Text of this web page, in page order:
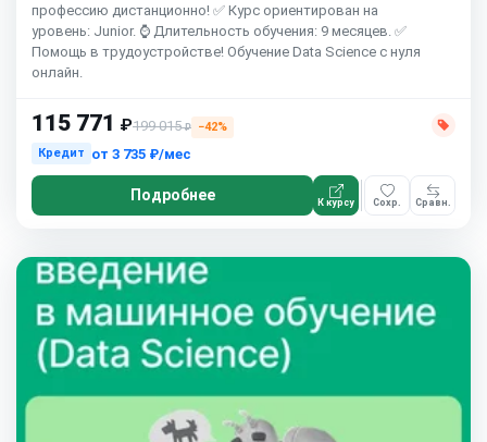
профессию дистанционно! ✅ Курс ориентирован на
уровень: Junior. ⌚ Длительность обучения: 9 месяцев. ✅
Помощь в трудоустройстве! Обучение Data Science с нуля
онлайн.
115 771 ₽199 015₽
−42%
Кредит
от 3 735 ₽/мес
Подробнее К курсу Сохр. Сравн.